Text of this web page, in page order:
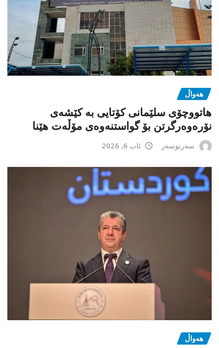
هەواڵ
هاتووچۆی سلێمانی کۆتایی بە کێشەی
نۆرەوەرگرتن بۆ گواستنەوەی مۆڵەت هێنا
سەرنوسەر ئاب 6, 2026
هەواڵ